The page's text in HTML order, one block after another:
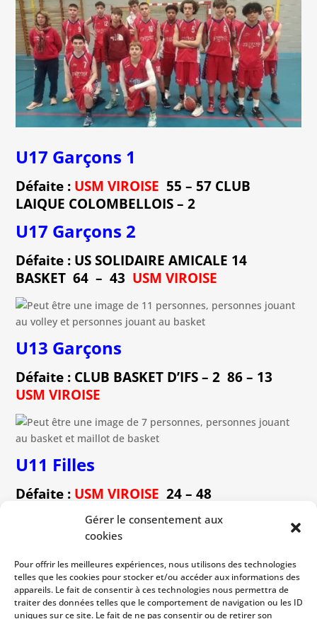
Gérer le consentement aux
cookies
Pour offrir les meilleures expériences, nous utilisons des technologies
telles que les cookies pour stocker et/ou accéder aux informations des
appareils. Le fait de consentir à ces technologies nous permettra de
traiter des données telles que le comportement de navigation ou les ID
uniques sur ce site. Le fait de ne pas consentir ou de retirer son
U17 Garçons 1
Défaite : USM VIROISE 55 – 57 CLUB
LAIQUE COLOMBELLOIS – 2
U17 Garçons 2
Défaite : US SOLIDAIRE AMICALE 14
BASKET 64 – 43 USM VIROISE
U13 Garçons
Défaite : CLUB BASKET D’IFS – 2 86 – 13
USM VIROISE
U11 Filles
Défaite : USM VIROISE 24 – 48
BRETTEVILLE-SUR-ODON